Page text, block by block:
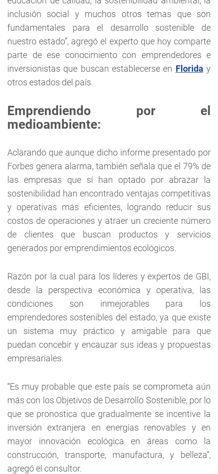
inclusión social y muchos otros temas que son
fundamentales para el desarrollo sostenible de
nuestro estado”, agregó el experto que hoy comparte
parte de ese conocimiento con emprendedores e
inversionistas que buscan establecerse en Florida y
otros estados del país.
Emprendiendo por el
medioambiente:
Aclarando que aunque dicho informe presentado por
Forbes genera alarma, también señala que el 79% de
las empresas que sí han optado por abrazar la
sostenibilidad han encontrado ventajas competitivas
y operativas más eficientes, logrando reducir sus
costos de operaciones y atraer un creciente número
de clientes que buscan productos y servicios
generados por emprendimientos ecológicos.
Razón por la cual para los líderes y expertos de GBI,
desde la perspectiva económica y operativa, las
condiciones son inmejorables para los
emprendedores sostenibles del estado, ya que existe
un sistema muy práctico y amigable para que
puedan concebir y encauzar sus ideas y propuestas
empresariales.
“Es muy probable que este país se comprometa aún
más con los Objetivos de Desarrollo Sostenible, por lo
que se pronostica que gradualmente se incentive la
inversión extranjera en energías renovables y en
mayor innovación ecológica en áreas como la
construcción, transporte, manufactura, y belleza”,
agregó el consultor.